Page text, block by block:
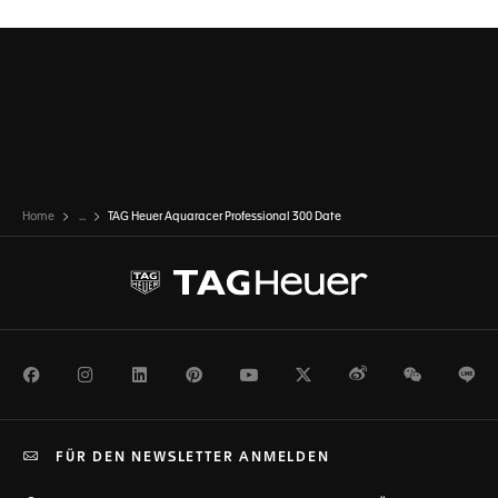
Home ... TAG Heuer Aquaracer Professional 300 Date
FacebookInstagramLinkedInPinterestYoutubeTwitterWeiboWeChat
FÜR DEN NEWSLETTER ANMELDEN